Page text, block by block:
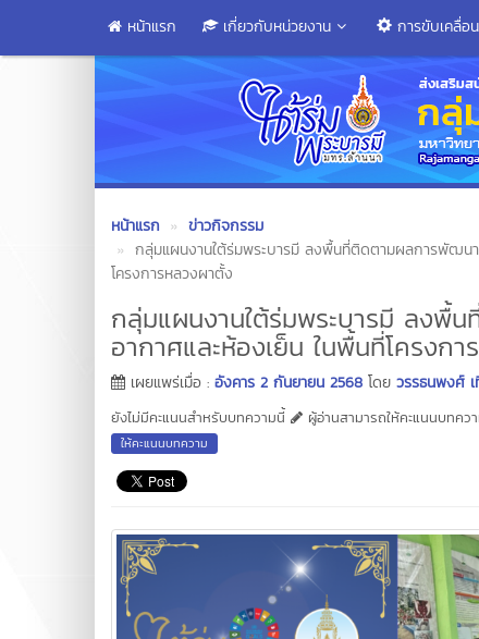
หน้าแรก เกี่ยวกับหน่วยงาน การขับเคลื่อน
หน้าแรก
ข่าวกิจกรรม
กลุ่มแผนงานใต้ร่มพระบารมี ลงพื้นที่ติดตามผลการพัฒน
โครงการหลวงผาตั้ง
กลุ่มแผนงานใต้ร่มพระบารมี ลงพื้
อากาศและห้องเย็น ในพื้นที่โครง
เผยแพร่เมื่อ : อังคาร 2 กันยายน 2568 โดย วรรธนพงศ์
ยังไม่มีคะแนนสำหรับบทความนี้
ผู้อ่านสามารถให้คะแนนบทคว
ให้คะแนนบทความ